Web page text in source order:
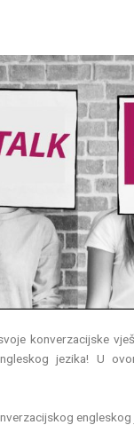
konverzacijske
jezika! U